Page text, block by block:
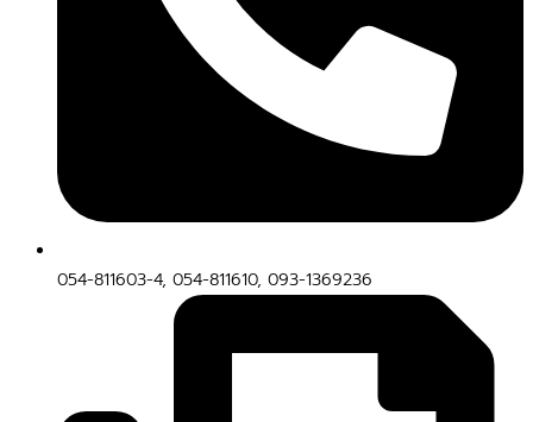
054-811603-4, 054-811610, 093-1369236